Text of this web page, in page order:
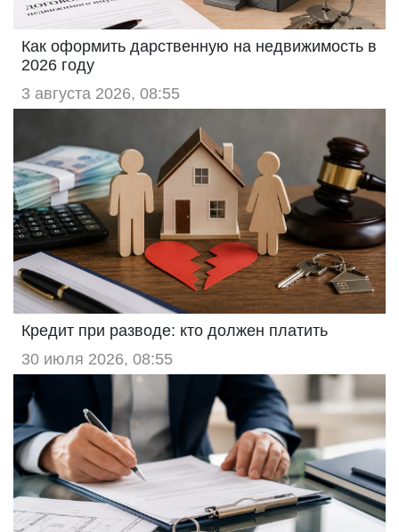
Как оформить дарственную на недвижимость в
2026 году
3 августа 2026, 08:55
Кредит при разводе: кто должен платить
30 июля 2026, 08:55